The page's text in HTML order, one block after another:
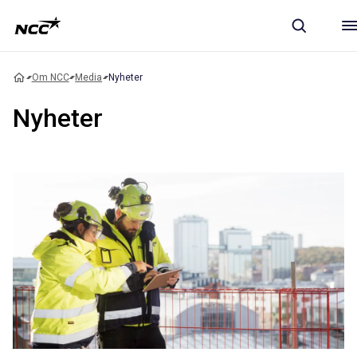
Om NCC Media Nyheter
Nyheter